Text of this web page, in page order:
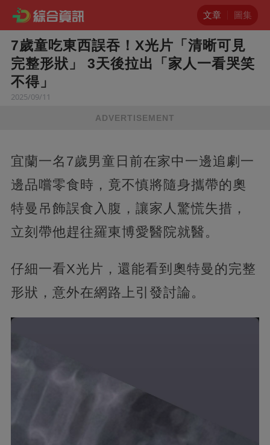
文章 圖集
7歲童吃東西誤吞！X光片「清晰可見
完整形狀」 3天後拉出「家人一看哭笑
不得」
2025/09/11
ADVERTISEMENT
宜蘭一名7歲男童日前在家中一邊追劇一
邊品嚐零食時，竟不慎將隨身攜帶的奧
特曼吊飾誤食入腹，讓家人驚慌失措，
立刻帶他趕往羅東博愛醫院就醫。
仔細一看X光片，還能看到奧特曼的完整
形狀，意外在網路上引發討論。